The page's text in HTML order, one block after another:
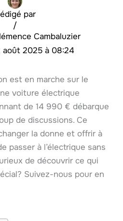
par
Cambaluzier
/
août 2025 à 08:24
est en marche sur le
voiture électrique
de 14 990 € débarque
de discussions. Ce
la donne et offrir à
passer à l’électrique sans
de découvrir ce qui
Suivez-nous pour en